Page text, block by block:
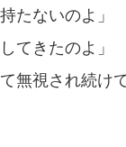
たないのよ」
てきたのよ」
無視され続け